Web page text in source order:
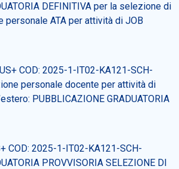
DEFINITIVA per la selezione di
personale ATA per attività di JOB
COD: 2025-1-IT02-KA121-SCH-
personale docente per attività di
PUBBLICAZIONE GRADUATORIA
COD: 2025-1-IT02-KA121-SCH-
PROVVISORIA SELEZIONE DI